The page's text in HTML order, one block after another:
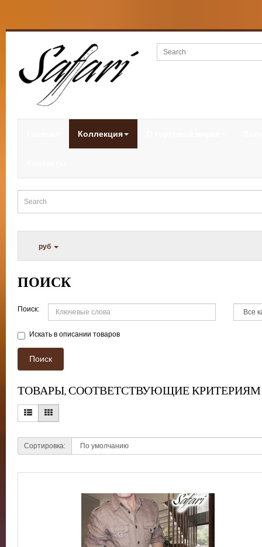
Коллекция
руб
ПОИСК
Поиск:
Искать в описании товаров
ТОВАРЫ, СООТВЕТСТВУЮЩИЕ
Сортировка: